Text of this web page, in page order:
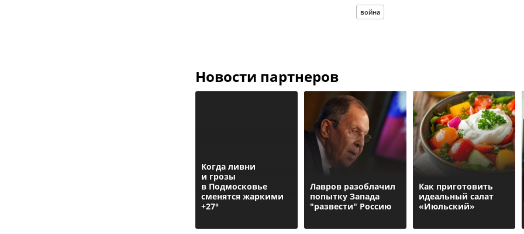
война
Новости партнеров
Когда ливни
и грозы
в Подмосковье
сменятся жаркими
+27°
Лавров разоблачил
попытку Запада
"развести" Россию
Как приготовить
идеальный салат
«Июльский»